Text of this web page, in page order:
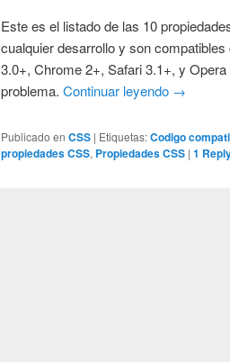
Este es el listado de las 10
cualquier desarrollo y son
3.0+, Chrome 2+, Safari 3.1+, y
problema.Continuar leyendo →
Publicado en CSS | Etiquetas:Codigo
propiedades CSS, Propiedades CSS |1